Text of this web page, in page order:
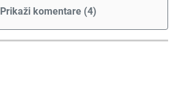
Prikaži komentare (4)